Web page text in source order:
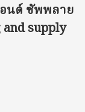
อนด์ ซัพพลาย
supply